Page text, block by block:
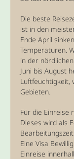
Die beste
ist in den
Ende April
Temperaturen.
in der
Juni bis August
Luftfeuchtigkeit,
Gebieten.
Für die Einreise
Dieses wird als
Eine Visa
Einreise